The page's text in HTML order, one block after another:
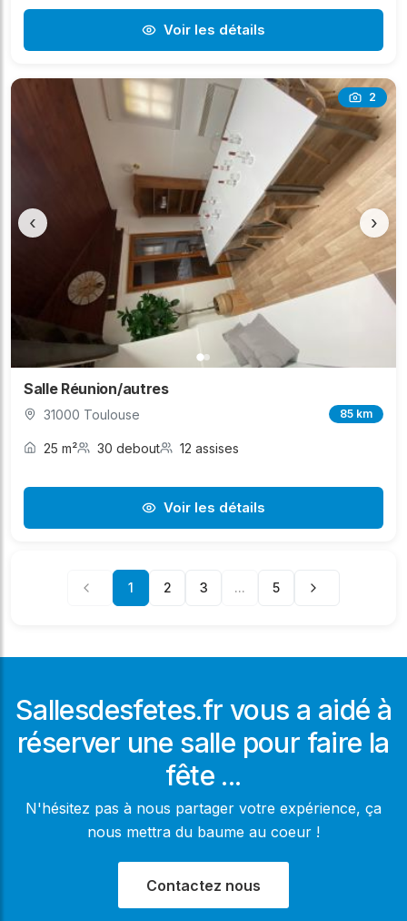
Voir les détails
2
‹ ›
Salle Réunion/autres
31000 Toulouse 85 km
25 m² 30 debout 12 assises
Voir les détails
1 2 3 ... 5
Sallesdesfetes.fr vous a aidé à
réserver une salle pour faire la
fête ...
N'hésitez pas à nous partager votre expérience, ça
nous mettra du baume au coeur !
Contactez nous